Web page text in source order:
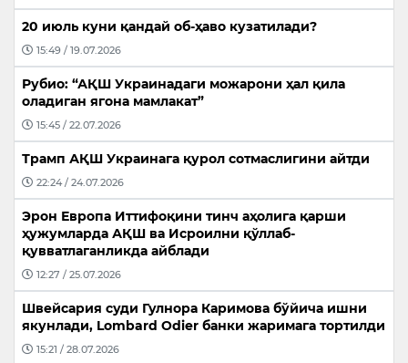
20 июль куни қандай об-ҳаво кузатилади?
15:49 / 19.07.2026
Рубио: “АҚШ Украинадаги можарони ҳал қила
оладиган ягона мамлакат”
15:45 / 22.07.2026
Трамп АҚШ Украинага қурол сотмаслигини айтди
22:24 / 24.07.2026
Эрон Европа Иттифоқини тинч аҳолига қарши
ҳужумларда АҚШ ва Исроилни қўллаб-
қувватлаганликда айблади
12:27 / 25.07.2026
Швейсария суди Гулнора Каримова бўйича ишни
якунлади, Lombard Odier банки жаримага тортилди
15:21 / 28.07.2026